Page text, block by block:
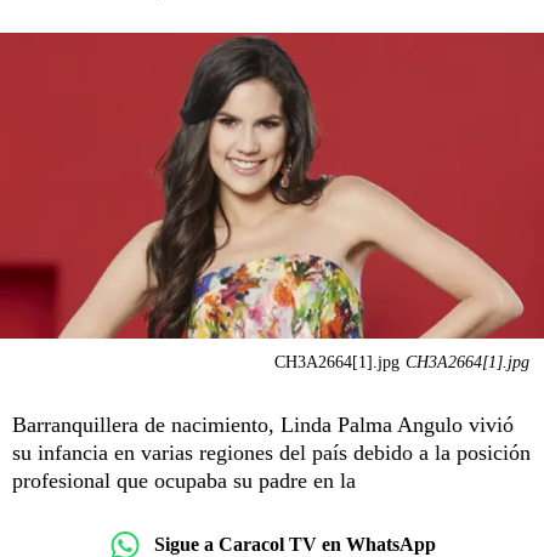
CH3A2664[1].jpg CH3A2664[1].jpg
Barranquillera de nacimiento, Linda Palma Angulo vivió
su infancia en varias regiones del país debido a la posición
profesional que ocupaba su padre en la
Sigue a Caracol TV en WhatsApp